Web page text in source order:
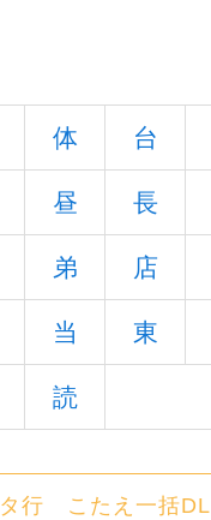
体 台
昼 長
弟 店
当 東
読
タ行 こたえ一括DL